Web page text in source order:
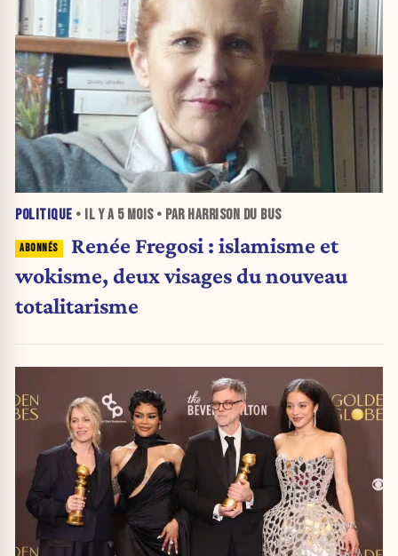
POLITIQUE • IL Y A 5 MOIS• PAR HARRISON DU BUS
Renée Fregosi : islamisme et
wokisme, deux visages du nouveau
totalitarisme